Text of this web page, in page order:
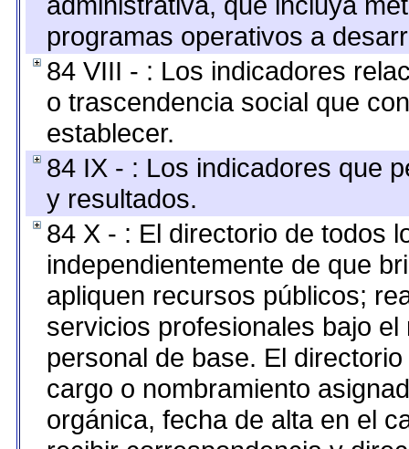
programas operativos a
84 VIII - : Los indicadores
o trascendencia social que
establecer.
84 IX - : Los indicadores que
y resultados.
84 X - : El directorio de todos
independientemente de que
apliquen recursos públicos;
servicios profesionales bajo
personal de base. El
cargo o nombramiento
orgánica, fecha de alta en el